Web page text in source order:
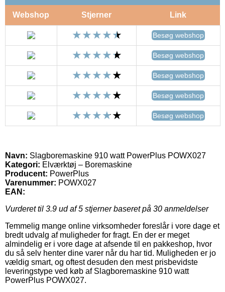
Webshop Stjerner Link
Besøg webshop
Besøg webshop
Besøg webshop
Besøg webshop
Besøg webshop
Navn: Slagboremaskine 910 watt PowerPlus POWX027
Kategori: Elværktøj – Boremaskine
Producent: PowerPlus
Varenummer: POWX027
EAN:
Vurderet til 3.9 ud af 5 stjerner baseret på 30 anmeldelser
Temmelig mange online virksomheder foreslår i vore dage et
bredt udvalg af muligheder for fragt. En der er meget
almindelig er i vore dage at afsende til en pakkeshop, hvor
du så selv henter dine varer når du har tid. Muligheden er jo
vældig smart, og oftest desuden den mest prisbevidste
leveringstype ved køb af Slagboremaskine 910 watt
PowerPlus POWX027.